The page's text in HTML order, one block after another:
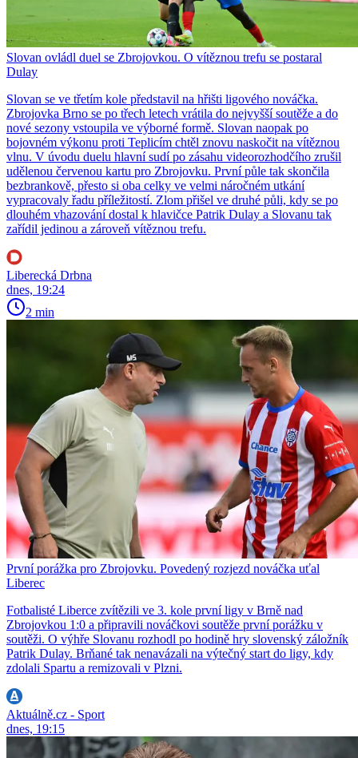
Slovan ovládl duel se Zbrojovkou. O vítěznou trefu se postaral
Dulay
Slovan se ve třetím kole představil na hřišti ligového nováčka.
Zbrojovka Brno se po třech letech vrátila do nejvyšší soutěže a do
nové sezony vstoupila ve výborné formě. Slovan naopak po
bojovném výkonu proti Teplicím chtěl znovu naskočit na vítěznou
vlnu. V úvodu duelu hlavní sudí po zásahu videorozhodčího zrušil
udělenou červenou kartu pro Zbrojovku. První půle tak skončila
bezbrankově, přesto si oba celky ve velmi náročném utkání
vypracovaly řadu příležitostí. Zlom přišel ve druhé půli, kdy se po
dlouhém vhazování dostal k hlavičce Patrik Dulay a Slovanu tak
zařídil jedinou a zároveň vítěznou trefu.
Liberecká Drbna
dnes, 19:24
2 min
První porážka pro Zbrojovku. Povedený rozjezd nováčka uťal
Liberec
Fotbalisté Liberce zvítězili ve 3. kole první ligy v Brně nad
Zbrojovkou 1:0 a připravili nováčkovi soutěže první porážku v
soutěži. O výhře Slovanu rozhodl po hodině hry slovenský záložník
Patrik Dulay. Brňané tak nenavázali na výtečný start do ligy, kdy
zdolali Spartu a remizovali v Plzni.
Aktuálně.cz - Sport
dnes, 19:15